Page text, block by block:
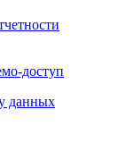
доступ
данных